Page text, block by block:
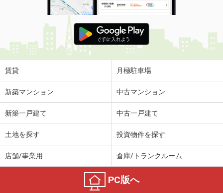
賃貸 月極駐車場
新築マンション 中古マンション
新築一戸建て 中古一戸建て
土地を探す 投資物件を探す
店舗/事業用 倉庫/トランクルーム
PC版へ